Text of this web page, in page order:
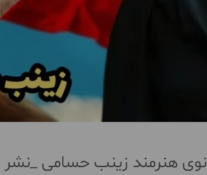
هنرمند زینب حسامی